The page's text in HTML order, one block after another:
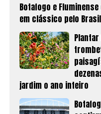
Botafogo e
em clássico pelo
jardim o ano inteiro